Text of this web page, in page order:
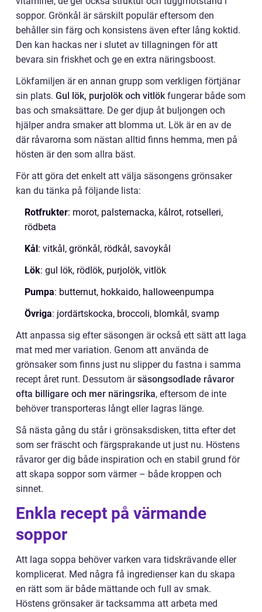
soppor. Grönkål är särskilt populär eftersom den
behåller sin färg och konsistens även efter lång koktid.
Den kan hackas ner i slutet av tillagningen för att
bevara sin friskhet och ge en extra näringsboost.
Lökfamiljen är en annan grupp som verkligen förtjänar
sin plats. Gul lök, purjolök och vitlökfungerar både som
bas och smaksättare. De ger djup åt buljongen och
hjälper andra smaker att blomma ut. Lök är en av de
där råvarorna som nästan alltid finns hemma, men på
hösten är den som allra bäst.
För att göra det enkelt att välja säsongens grönsaker
kan du tänka på följande lista:
Rotfrukter: morot, palsternacka, kålrot, rotselleri,
rödbeta
Kål: vitkål, grönkål, rödkål, savoykål
Lök: gul lök, rödlök, purjolök, vitlök
Pumpa: butternut, hokkaido, halloweenpumpa
Övriga: jordärtskocka, broccoli, blomkål, svamp
Att anpassa sig efter säsongen är också ett sätt att laga
mat med mer variation. Genom att använda de
grönsaker som finns just nu slipper du fastna i samma
recept året runt. Dessutom ärsäsongsodlade råvaror
ofta billigare och mer näringsrika, eftersom de inte
behöver transporteras långt eller lagras länge.
Så nästa gång du står i grönsaksdisken, titta efter det
som ser fräscht och färgsprakande ut just nu. Höstens
råvaror ger dig både inspiration och en stabil grund för
att skapa soppor som värmer – både kroppen och
sinnet.
Enkla recept på värmande
soppor
Att laga soppa behöver varken vara tidskrävande eller
komplicerat. Med några få ingredienser kan du skapa
en rätt som är både mättande och full av smak.
Höstens grönsaker är tacksamma att arbeta med